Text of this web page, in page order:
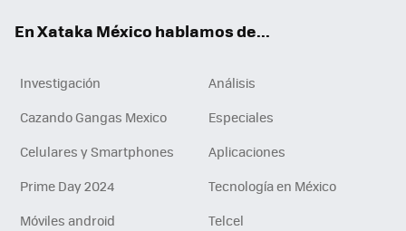
En Xataka México hablamos de...
Investigación
Análisis
Cazando Gangas Mexico
Especiales
Celulares y Smartphones
Aplicaciones
Prime Day 2024
Tecnología en México
Móviles android
Telcel